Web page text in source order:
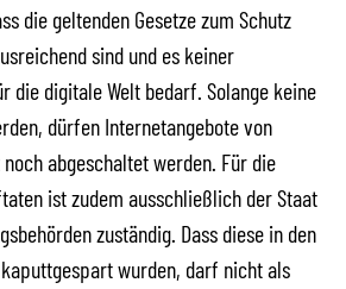
die geltenden Gesetze zum Schutz
sind und es keiner
die digitale Welt bedarf. Solange keine
dürfen Internetangebote von
abgeschaltet werden. Für die
ist zudem ausschließlich der Staat
zuständig. Dass diese in den
wurden, darf nicht als